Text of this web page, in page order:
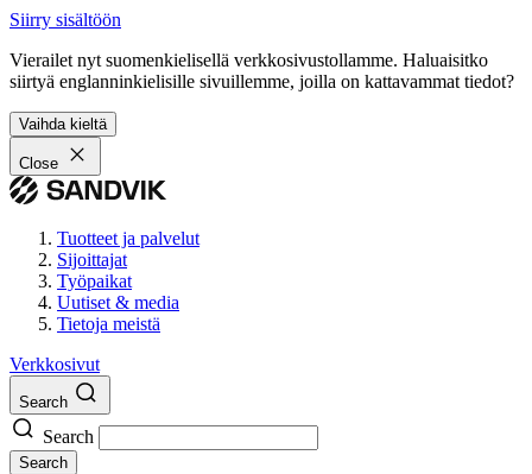
Siirry sisältöön
Vierailet nyt suomenkielisellä verkkosivustollamme. Haluaisitko
siirtyä englanninkielisille sivuillemme, joilla on kattavammat tiedot?
Vaihda kieltä
Close
Tuotteet ja palvelut
Sijoittajat
Työpaikat
Uutiset & media
Tietoja meistä
Verkkosivut
Search
Search
Search